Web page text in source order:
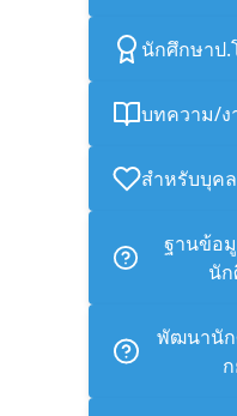
นักศึกษาป.
บทความ/ง
สำหรับบุค
ฐานข้อ
นั
พัฒนานั